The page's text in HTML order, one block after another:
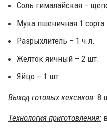
Соль гималайская –
Мука пшеничная 1 сорта
Разрыхлитель – 1 ч.л.
Желток яичный – 2 шт.
Яйцо – 1 шт.
Выход готовых кексиков: 8
Технология приготовления: